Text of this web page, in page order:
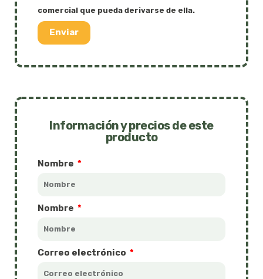
comercial que pueda derivarse de ella.
Enviar
Información y precios de este
producto
Nombre
Nombre
Correo electrónico